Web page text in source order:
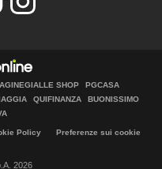
SHOP
PGCASA
QUIFINANZA
BUONISSIMO
Policy
Preferenze sui cookie
2026